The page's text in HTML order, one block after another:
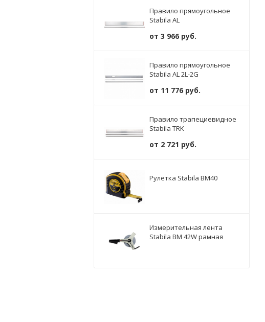
Правило прямоугольное
Stabila AL
от 3 966 руб.
Правило прямоугольное
Stabila AL 2L-2G
от 11 776 руб.
Правило трапециевидное
Stabila TRK
от 2 721 руб.
Рулетка Stabila BM40
Измерительная лента
Stabila BM 42W рамная